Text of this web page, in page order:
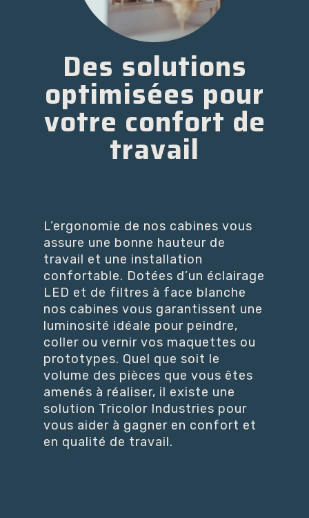
Des solutions
optimisées pour
votre confort de
travail
L’ergonomie de nos cabines vous
assure une bonne hauteur de
travail et une installation
confortable. Dotées d’un éclairage
LED et de filtres à face blanche
nos cabines vous garantissent une
luminosité idéale pour peindre,
coller ou vernir vos maquettes ou
prototypes. Quel que soit le
volume des pièces que vous êtes
amenés à réaliser, il existe une
solution Tricolor Industries pour
vous aider à gagner en confort et
en qualité de travail.